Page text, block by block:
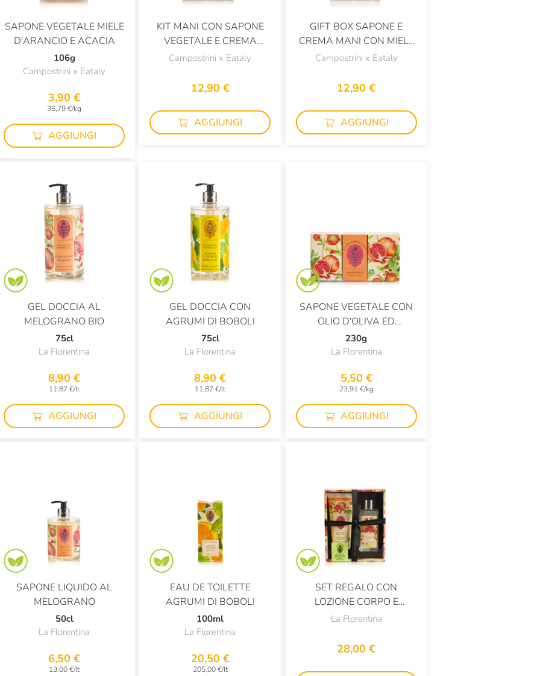
SAPONE VEGETALE MIELE
D'ARANCIO E ACACIA
106g
Campostrini x Eataly
3,90 €
36,79 €/kg
AGGIUNGI
KIT MANI CON SAPONE
VEGETALE E CREMA
EMOLLIENTE AL LATTE
Campostrini x Eataly
12,90 €
AGGIUNGI
GIFT BOX SAPONE E
CREMA MANI CON MIELE
D'ARANCIO E ACACIA
Campostrini x Eataly
12,90 €
AGGIUNGI
GEL DOCCIA AL
MELOGRANO BIO
75cl
La Florentina
8,90 €
11,87 €/lt
AGGIUNGI
GEL DOCCIA CON
AGRUMI DI BOBOLI
75cl
La Florentina
8,90 €
11,87 €/lt
AGGIUNGI
SAPONE VEGETALE CON
OLIO D'OLIVA ED
ESTRATTI NATURALI
MELOGRANO
230g
La Florentina
5,50 €
23,91 €/kg
AGGIUNGI
SAPONE LIQUIDO AL
MELOGRANO
50cl
La Florentina
6,50 €
13,00 €/lt
EAU DE TOILETTE
AGRUMI DI BOBOLI
100ml
La Florentina
20,50 €
205,00 €/lt
SET REGALO CON
LOZIONE CORPO E
PROFUMO ALLA
La Florentina
28,00 €